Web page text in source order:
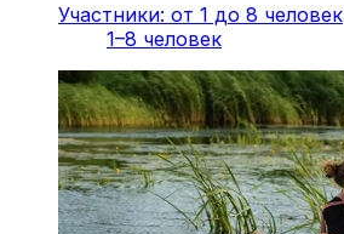
Участники: от 1 до 8 человек
1–8 человек